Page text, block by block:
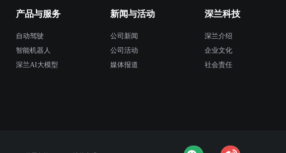
产品与服务
自动驾驶
智能机器人
深兰AI大模型
新闻与活动
公司新闻
公司活动
媒体报道
深兰科技
深兰介绍
企业文化
社会责任